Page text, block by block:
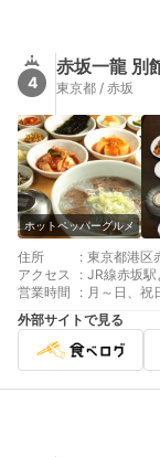
4
赤坂一龍 別
東京都 / 赤坂
ホットペッパーグルメ
住所 : 東京都港区
アクセス
: JR線赤坂
営業時間
: 月～日、
外部サイトで見る